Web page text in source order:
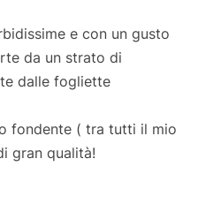
e con un gusto
da un strato di
dalle fogliette
fondente ( tra tutti il mio
gran qualità!